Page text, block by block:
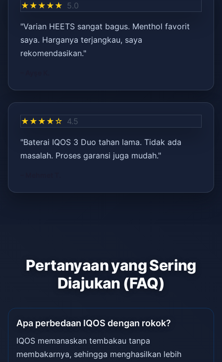
★★★★★ 5.0
"Varian HEETS sangat bagus. Menthol favorit
saya. Harganya terjangkau, saya
rekomendasikan."
★★★★☆ 4.5
"Baterai IQOS 3 Duo tahan lama. Tidak ada
masalah. Proses garansi juga mudah."
Pertanyaan yang Sering
Diajukan (FAQ)
Apa perbedaan IQOS dengan rokok?
IQOS memanaskan tembakau tanpa
membakarnya, sehingga menghasilkan lebih